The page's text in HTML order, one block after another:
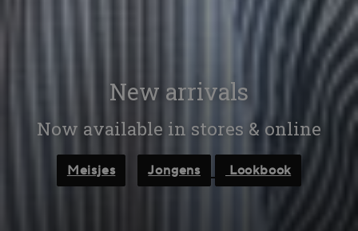
New arrivals
Now available in stores & online
Meisjes Jongens Lookbook